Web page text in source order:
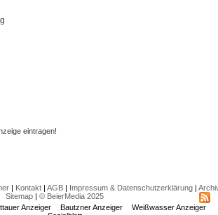
eintragen!
| Kontakt| AGB| Impressum & Datenschutzerklärung|
Sitemap| © BeierMedia 2025
Anzeiger Bautzner Anzeiger
Weißwasser Anzeiger